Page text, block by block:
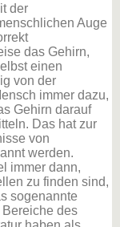
der
Auge
das Gehirn,
einen
von der
immer dazu,
Gehirn darauf
Das hat zur
von
werden.
immer dann,
zu finden sind,
sogenannte
des